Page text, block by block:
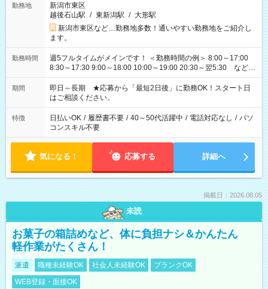
勤務地
新潟市東区
越後石山駅 / 東新潟駅 / 大形駅
新潟市東区など…勤務地多数！通いやすい勤務地をご紹介し
ます。
勤務時間
週5フルタイムがメインです！ ＜勤務時間の例＞ 8:00～17:00
8:30～17:30 9:00～18:00 10:00～19:00 20:30～翌5:30 など ★
その他にも勤務時間多数！ 日勤のみ、残業なし、交替制など
ご希望を教えてください！
期間
即日～長期 ★応募から「最短2日後」に勤務OK！スタート日
はご相談ください。
特徴 日払いOK / 履歴書不要 / 40～50代活躍中 / 電話対応なし / パソ
コンスキル不要
気になる！ 応募する 詳細へ
掲載日：2026.08.05
未読
お菓子の箱詰めなど、体に負担ナシ＆かんたん
軽作業がたくさん！
派遣 職種未経験OK 社会人未経験OK
ブランクOK
WEB登録・面接OK